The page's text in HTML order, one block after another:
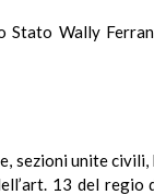
Stato Wally
sezioni unite civili,
13 del regio